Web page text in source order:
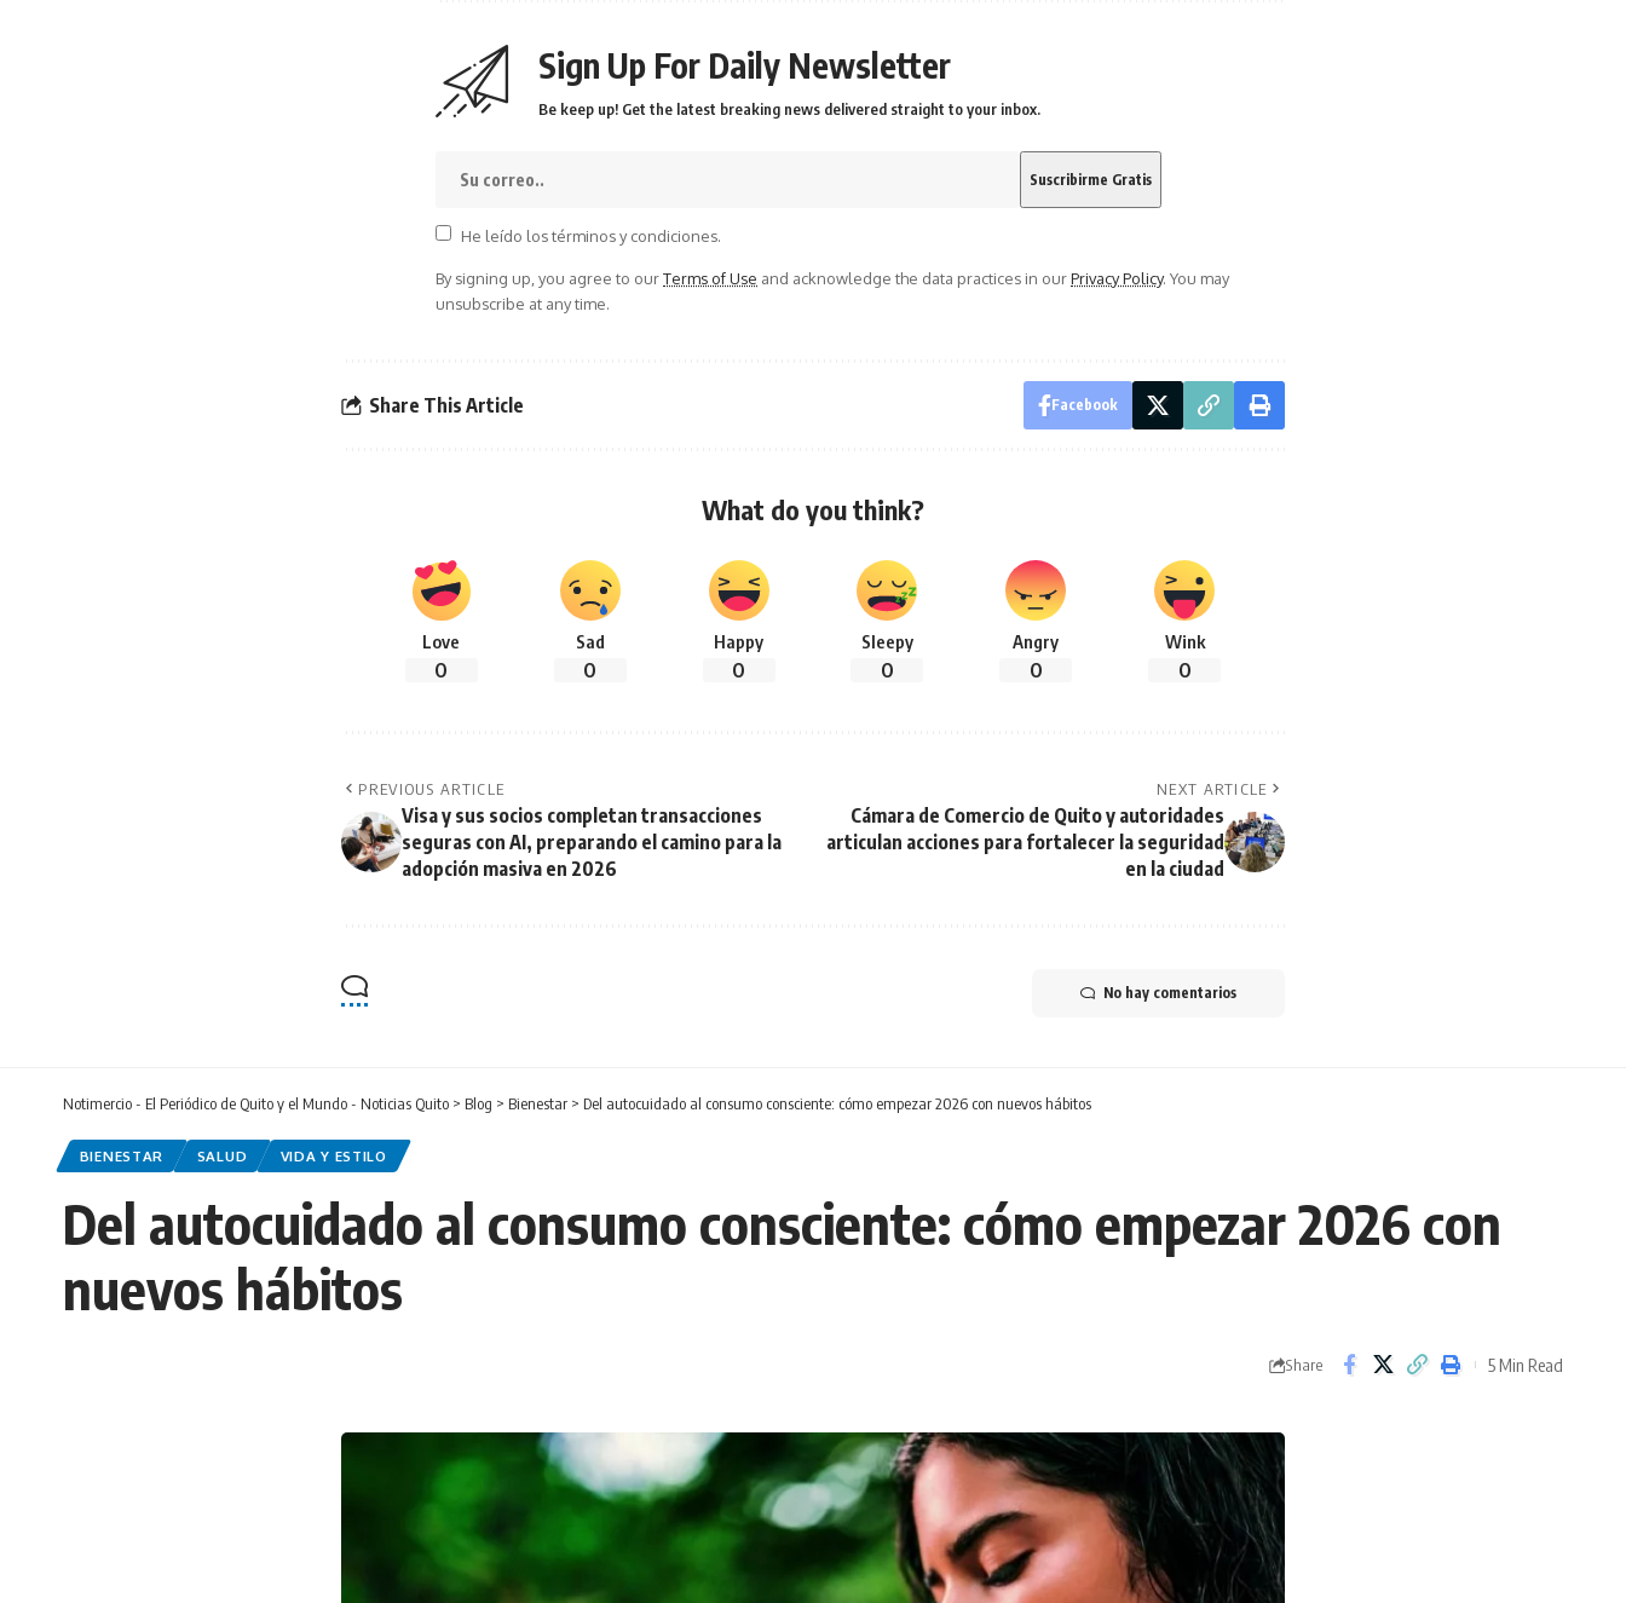
Sign Up For Daily Newsletter
Be keep up! Get the latest breaking news delivered straight to your inbox.
He leído los términos y condiciones.
By signing up, you agree to ourTerms of Use and acknowledge the data practices in ourPrivacy Policy. You may
unsubscribe at any time.
Share This Article Facebook
What do you think?
Love
0
Sad
0
Happy
0
Sleepy
0
Angry
0
Wink
0
PREVIOUS ARTICLE
Visa y sus socios completan transacciones
seguras con AI, preparando el camino para la
adopción masiva en 2026
NEXT ARTICLE
Cámara de Comercio de Quito y autoridades
articulan acciones para fortalecer la seguridad
en la ciudad
No hay comentarios
Notimercio - El Periódico de Quito y el Mundo - Noticias Quito > Blog > Bienestar > Del autocuidado al consumo consciente: cómo empezar 2026 con nuevos hábitos
BIENESTAR SALUD VIDA Y ESTILO
Del autocuidado al consumo consciente: cómo empezar 2026 con
nuevos hábitos
Share 5 Min Read